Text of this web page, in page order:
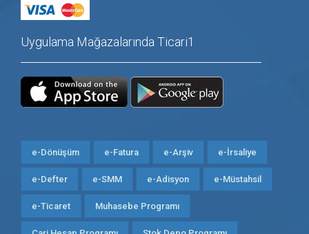
Uygulama Mağazalarında Ticari1
e-Dönüşüm e-Fatura e-Arşiv e-İrsaliye
e-Defter e-SMM e-Adisyon e-Müstahsil
e-Ticaret Muhasebe Programı